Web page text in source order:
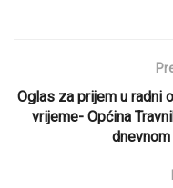
Oglas za prijem u radni
vrijeme- Općina